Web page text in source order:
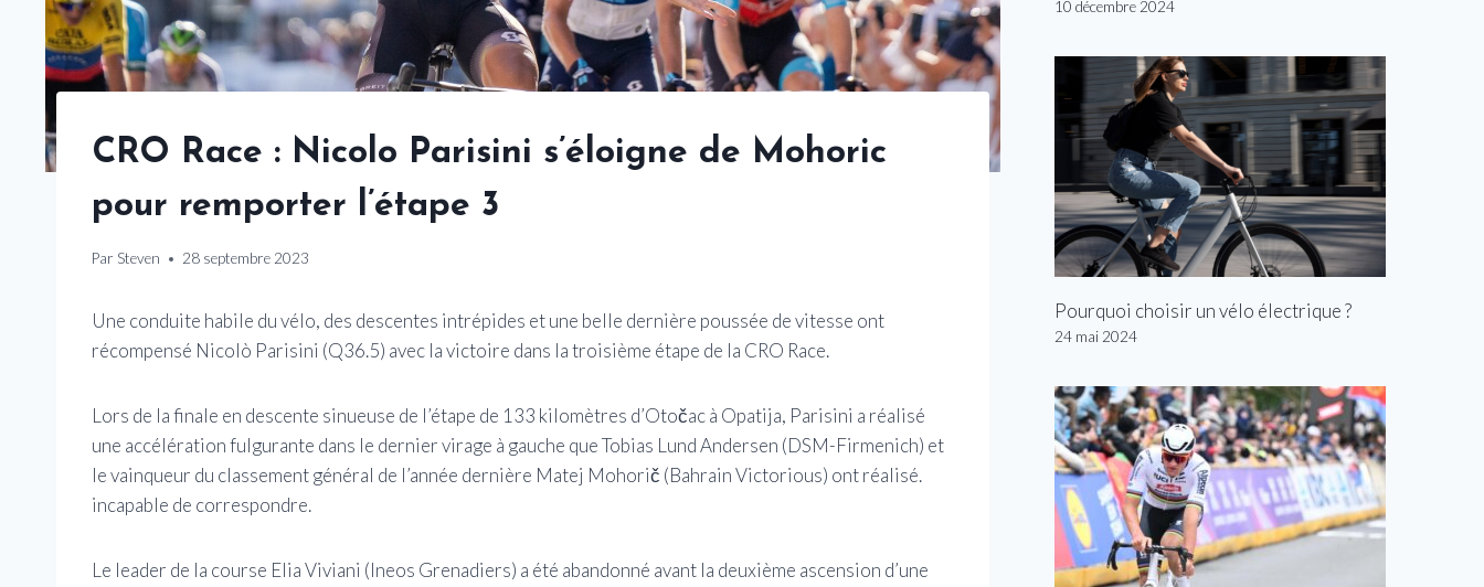
CRO Race : Nicolo Parisini s’éloigne de Mohoric
pour remporter l’étape 3
Par Steven 28 septembre 2023
Une conduite habile du vélo, des descentes intrépides et une belle dernière poussée de vitesse ont
récompensé Nicolò Parisini (Q36.5) avec la victoire dans la troisième étape de la CRO Race.
Lors de la finale en descente sinueuse de l’étape de 133 kilomètres d’Otočac à Opatija, Parisini a réalisé
une accélération fulgurante dans le dernier virage à gauche que Tobias Lund Andersen (DSM-Firmenich) et
le vainqueur du classement général de l’année dernière Matej Mohorič (Bahrain Victorious) ont réalisé.
incapable de correspondre.
Le leader de la course Elia Viviani (Ineos Grenadiers) a été abandonné avant la deuxième ascension d’une
10 décembre 2024
Pourquoi choisir un vélo électrique ?
24 mai 2024